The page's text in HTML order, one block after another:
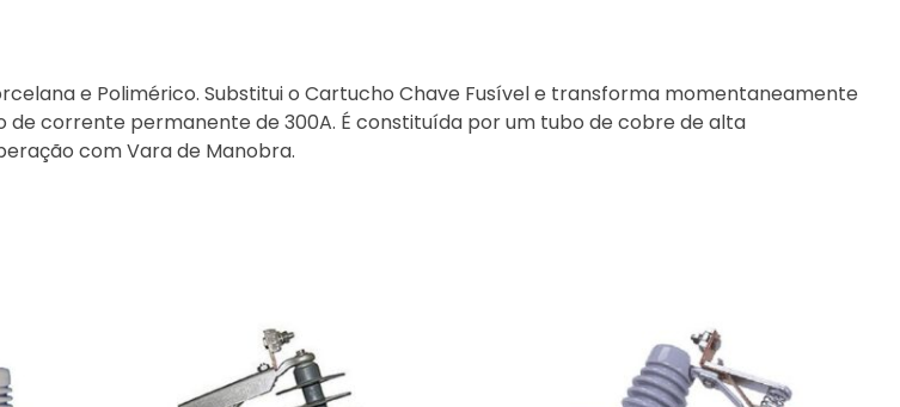
e Polimérico. Substitui o Cartucho Chave Fusível e transforma momentaneamente
corrente permanente de 300A. É constituída por um tubo de cobre de alta
com Vara de Manobra.